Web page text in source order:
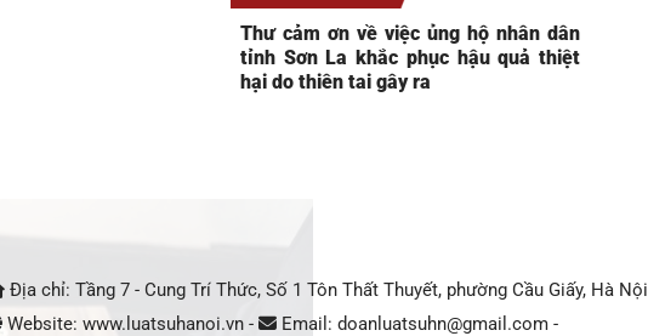
Thư cảm ơn về việc ủng hộ nhân dân
tỉnh Sơn La khắc phục hậu quả thiệt
hại do thiên tai gây ra
Địa chỉ: Tầng 7 - Cung Trí Thức, Số 1 Tôn Thất Thuyết, phường Cầu Giấy, Hà Nội
Website: www.luatsuhanoi.vn -
Email: doanluatsuhn@gmail.com -